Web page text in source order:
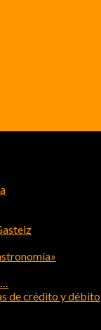
de crédito y débito